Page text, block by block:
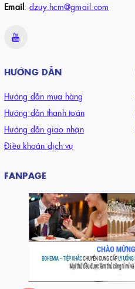
Email: dzuy.hcm@gmail.com
HƯỚNG DẪN
Hướng dẫn mua hàng
Hướng dẫn thanh toán
Hướng dẫn giao nhận
Điều khoản dịch vụ
FANPAGE